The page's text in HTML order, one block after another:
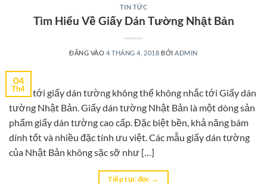
TIN TỨC
Tìm Hiểu Về Giấy Dán Tường Nhật Bản
ĐĂNG VÀO 4 THÁNG 4, 2018 BỞI ADMIN
04
Th4
Nhắc tới giấy dán tường không thể không nhắc tới Giấy dán
tường Nhật Bản. Giấy dán tường Nhật Bản là một dòng sản
phẩm giấy dán tường cao cấp. Đặc biệt bền, khả năng bám
dính tốt và nhiều đặc tính ưu việt. Các mẫu giấy dán tường
của Nhật Bản không sặc sỡ như […]
Tiếp tục đọc →